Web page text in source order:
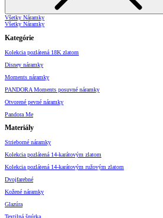
Všetky Náramky
Všetky Náramky
Kategórie
Kolekcia pozlátená 18K zlatom
Disney náramky
Moments náramky
PANDORA Moments posuvné náramky
Otvorené pevné náramky
Pandora Me
Materiály
Strieborné náramky
Kolekcia pozlátená 14-karátovým zlatom
Kolekcia pozlátená 14-karátovým ružovým zlatom
Dvojfarebné
Kožené náramky
Glazúra
Textilná šnúrka